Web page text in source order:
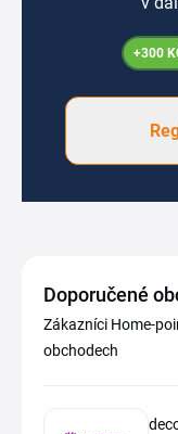
+300
Doporučené
Zákazníci Home-
obchodech